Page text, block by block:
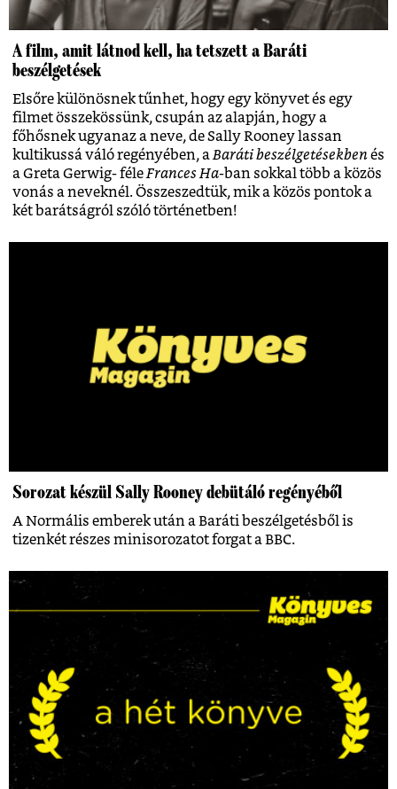
A film, amit látnod kell, ha tetszett a Baráti
beszélgetések
Elsőre különösnek tűnhet, hogy egy könyvet és egy
filmet összekössünk, csupán az alapján, hogy a
főhősnek ugyanaz a neve, de Sally Rooney lassan
kultikussá váló regényében, a Baráti beszélgetésekbenés
a Greta Gerwig- féle Frances Ha-ban sokkal több a közös
vonás a neveknél. Összeszedtük, mik a közös pontok a
két barátságról szóló történetben!
Sorozat készül Sally Rooney debütáló regényéből
A Normális emberek után a Baráti beszélgetésből is
tizenkét részes minisorozatot forgat a BBC.